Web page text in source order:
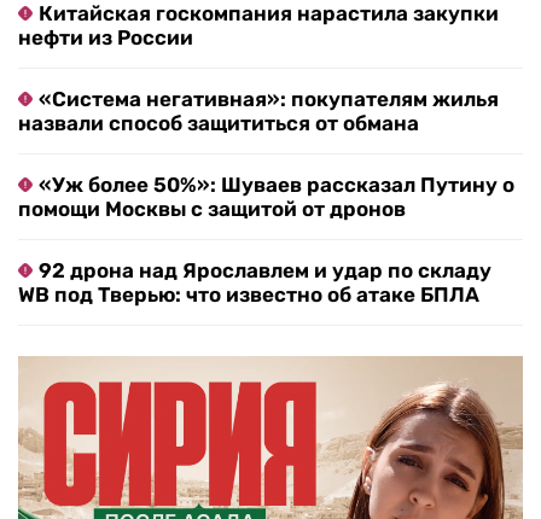
Китайская госкомпания нарастила закупки
нефти из России
«Система негативная»: покупателям жилья
назвали способ защититься от обмана
«Уж более 50%»: Шуваев рассказал Путину о
помощи Москвы с защитой от дронов
92 дрона над Ярославлем и удар по складу
WB под Тверью: что известно об атаке БПЛА